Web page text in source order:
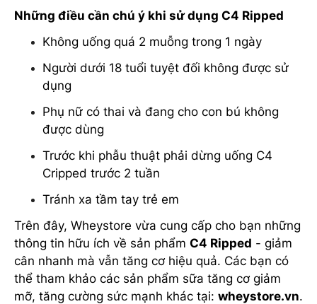
Những điều cần chú ý khi sử dụng C4 Ripped
Không uống quá 2 muỗng trong 1 ngày
Người dưới 18 tuổi tuyệt đối không được sử
dụng
Phụ nữ có thai và đang cho con bú không
được dùng
Trước khi phẫu thuật phải dừng uống C4
Cripped trước 2 tuần
Tránh xa tầm tay trẻ em
Trên đây, Wheystore vừa cung cấp cho bạn những
thông tin hữu ích về sản phẩm C4 Ripped - giảm
cân nhanh mà vẫn tăng cơ hiệu quả. Các bạn có
thể tham khảo các sản phẩm sữa tăng cơ giảm
mỡ, tăng cường sức mạnh khác tại: wheystore.vn.